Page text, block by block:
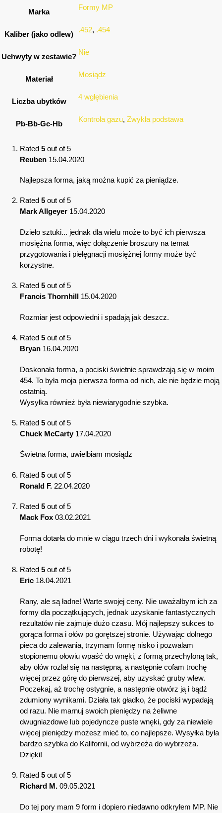
Marka
Formy MP
Kaliber (jako odlew)
.452, .454
Uchwyty w zestawie?
Nie
Materiał
Mosiądz
Liczba ubytków
4 wgłębienia
Pb-Bb-Gc-Hb
Kontrola gazu, Zwykła podstawa
Rated 5 out of 5
Reuben 15.04.2020
Najlepsza forma, jaką można kupić za pieniądze.
Rated 5 out of 5
Mark Allgeyer 15.04.2020
Dzieło sztuki... jednak dla wielu może to być ich pierwsza
mosiężna forma, więc dołączenie broszury na temat
przygotowania i pielęgnacji mosiężnej formy może być
korzystne.
Rated 5 out of 5
Francis Thornhill 15.04.2020
Rozmiar jest odpowiedni i spadają jak deszcz.
Rated 5 out of 5
Bryan 16.04.2020
Doskonała forma, a pociski świetnie sprawdzają się w moim
454. To była moja pierwsza forma od nich, ale nie będzie moją
ostatnią.
Wysyłka również była niewiarygodnie szybka.
Rated 5 out of 5
Chuck McCarty 17.04.2020
Świetna forma, uwielbiam mosiądz
Rated 5 out of 5
Ronald F. 22.04.2020
Rated 5 out of 5
Mack Fox 03.02.2021
Forma dotarła do mnie w ciągu trzech dni i wykonała świetną
robotę!
Rated 5 out of 5
Eric 18.04.2021
Rany, ale są ładne! Warte swojej ceny. Nie uważałbym ich za
formy dla początkujących, jednak uzyskanie fantastycznych
rezultatów nie zajmuje dużo czasu. Mój najlepszy sukces to
gorąca forma i ołów po gorętszej stronie. Używając dolnego
pieca do zalewania, trzymam formę nisko i pozwalam
stopionemu ołowiu wpaść do wnęki, z formą przechyloną tak,
aby ołów rozlał się na następną, a następnie cofam trochę
więcej przez górę do pierwszej, aby uzyskać gruby wlew.
Poczekaj, aż trochę ostygnie, a następnie otwórz ją i bądź
zdumiony wynikami. Działa tak gładko, że pociski wypadają
od razu. Nie marnuj swoich pieniędzy na żeliwne
dwugniazdowe lub pojedyncze puste wnęki, gdy za niewiele
więcej pieniędzy możesz mieć to, co najlepsze. Wysyłka była
bardzo szybka do Kalifornii, od wybrzeża do wybrzeża.
Dzięki!
Rated 5 out of 5
Richard M. 09.05.2021
Do tej pory mam 9 form i dopiero niedawno odkryłem MP. Nie